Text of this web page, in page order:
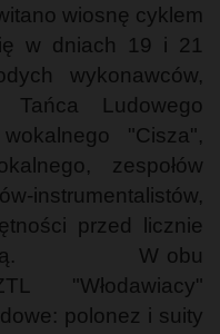
wiosnę cyklem
w dniach 19 i 21
wykonawców,
Tańca Ludowego
"Cisza",
zespołów
instrumentalistów,
przed licznie
W obu
"Włodawiacy"
polonez i suity